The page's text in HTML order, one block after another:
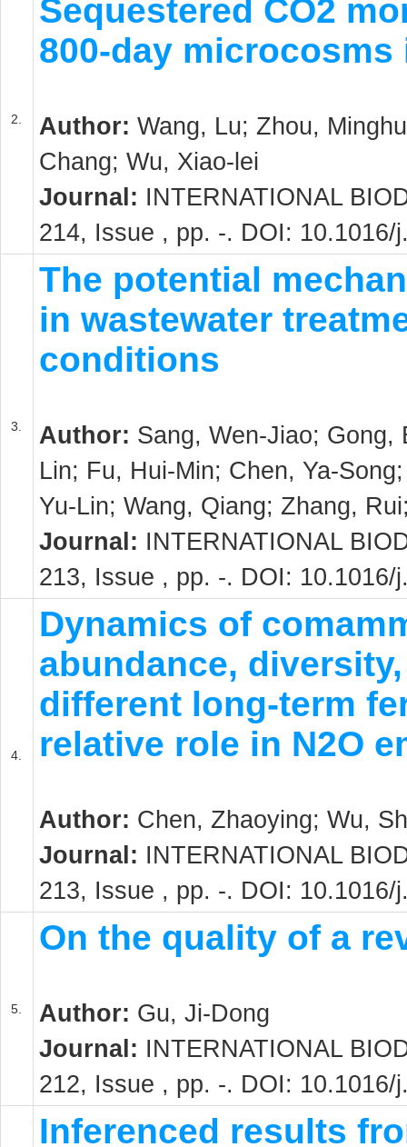
2.
Sequestered CO2
800-day
Author: Wang, Lu; Zhou,
Chang; Wu, Xiao-lei
Journal: INTERNATIONAL
214, Issue , pp. -. DOI: 10.1016/
3.
The potential
in wastewater
conditions
Author: Sang, Wen-Jiao; Gong,
Lin; Fu, Hui-Min; Chen, Ya-
Yu-Lin; Wang, Qiang; Zhang,
Journal: INTERNATIONAL
213, Issue , pp. -. DOI: 10.1016/
4.
Dynamics of
abundance,
different long-term
relative role in N2O
Author: Chen, Zhaoying; Wu,
Journal: INTERNATIONAL
213, Issue , pp. -. DOI: 10.1016/
5.
On the quality of a
Author: Gu, Ji-Dong
Journal: INTERNATIONAL
212, Issue , pp. -. DOI: 10.1016/
Inferenced results